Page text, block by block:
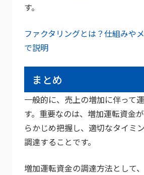
す。
ファクタリングとは？仕組みや
で説明
まとめ
一般的に、売上の増加に伴って
す。重要なのは、増加運転資金
らかじめ把握し、適切なタイミ
調達することです。
増加運転資金の調達方法として